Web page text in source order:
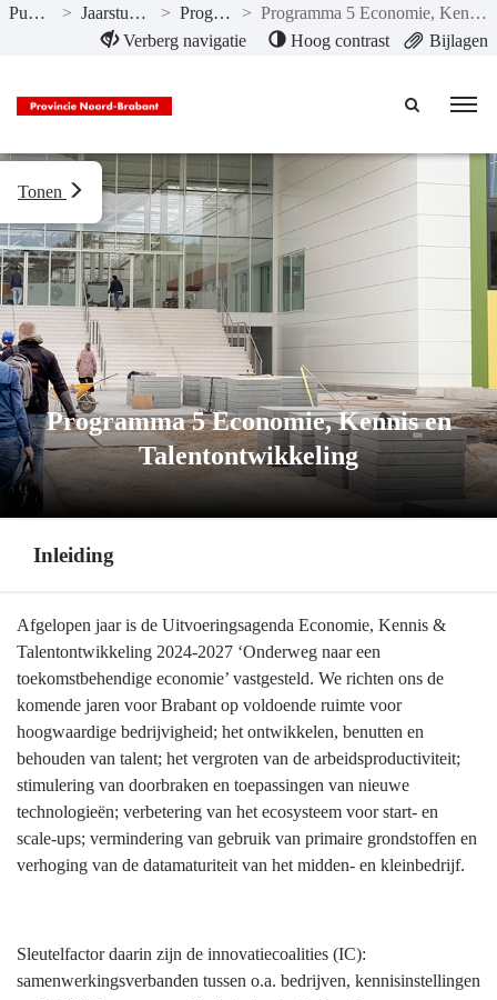
Naar hoofdinhoud
Publicaties > Jaarstukken 2024 > Programma’s >
Programma 5 Economie, Kennis en Talentontwikkeling
Verberg navigatie
Hoog contrast Bijlagen
Programma 5 Economie, Kennis en
Talentontwikkeling
Tonen
Inleiding
Terug
naar
navigatie
Programma
Economie,
Kennis
Talentontwikkeling
Afgelopen jaar is de Uitvoeringsagenda Economie, Kennis &
Talentontwikkeling 2024-2027 ‘Onderweg naar een
toekomstbehendige economie’ vastgesteld. We richten ons de
komende jaren voor Brabant op voldoende ruimte voor
hoogwaardige bedrijvigheid; het ontwikkelen, benutten en
behouden van talent; het vergroten van de arbeidsproductiviteit;
stimulering van doorbraken en toepassingen van nieuwe
technologieën; verbetering van het ecosysteem voor start- en
scale-ups; vermindering van gebruik van primaire grondstoffen en
verhoging van de datamaturiteit van het midden- en kleinbedrijf.
Sleutelfactor daarin zijn de innovatiecoalities (IC):
samenwerkingsverbanden tussen o.a. bedrijven, kennisinstellingen